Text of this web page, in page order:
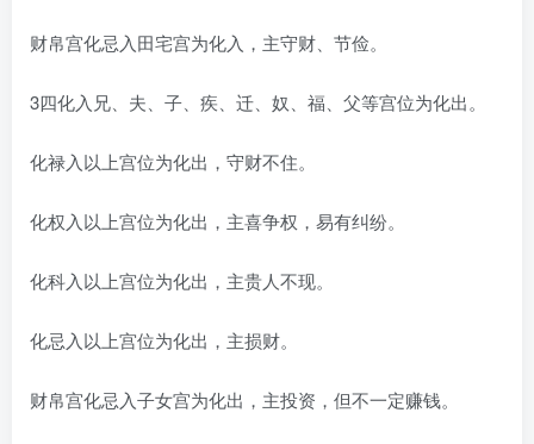
财帛宫化忌入田宅宫为化入，主守财、节俭。
3四化入兄、夫、子、疾、迁、奴、福、父等宫位为化出。
化禄入以上宫位为化出，守财不住。
化权入以上宫位为化出，主喜争权，易有纠纷。
化科入以上宫位为化出，主贵人不现。
化忌入以上宫位为化出，主损财。
财帛宫化忌入子女宫为化出，主投资，但不一定赚钱。